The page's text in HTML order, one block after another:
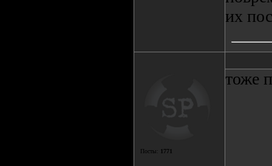
их
Посты: 1771
тоже